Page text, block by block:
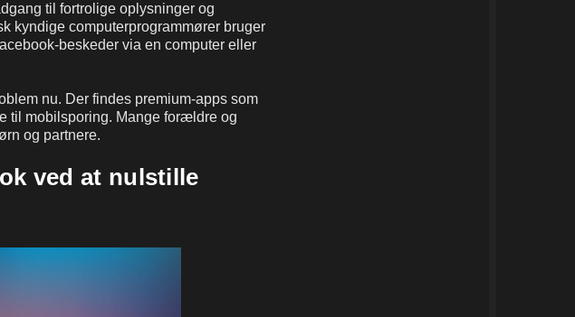
til fortrolige oplysninger og
kyndige computerprogrammører bruger
beskeder via en computer eller
nu. Der findes premium-apps som
til mobilsporing. Mange forældre og
og partnere.
ved at nulstille